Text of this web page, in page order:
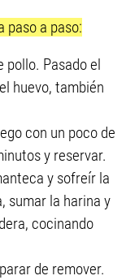
paso a paso:
pollo. Pasado el
huevo, también
con un poco de
y reservar.
y sofreír la
sumar la harina y
cocinando
de remover.